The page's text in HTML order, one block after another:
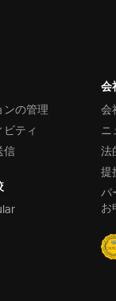
の管理
ティ
会